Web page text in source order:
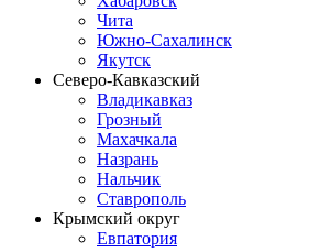
Чита
Южно-Сахалинск
Якутск
Северо-Кавказский
Владикавказ
Грозный
Махачкала
Назрань
Нальчик
Ставрополь
Крымский округ
Евпатория